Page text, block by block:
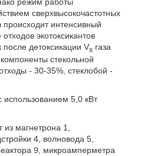
сверхвысокочастотных
интенсивный
экотоксикантов
детоксикации Vx газа
стекольной
- 30-35%, стеклобой -
5,0 кВт
из магнетрона 1,
4, волновода 5,
9, микроамперметра